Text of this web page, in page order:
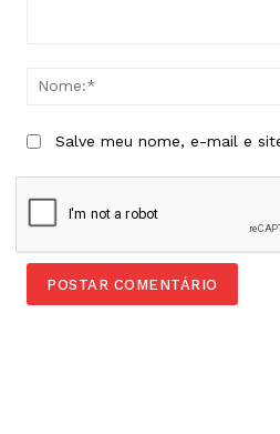
Salve meu nome, e-mail e